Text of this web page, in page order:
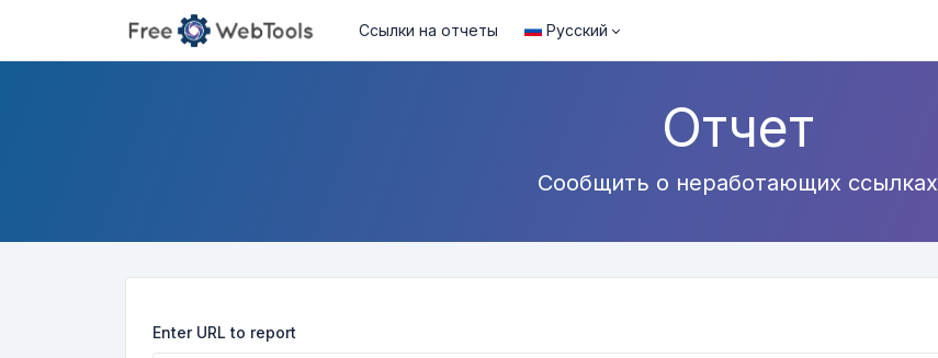
Ссылки на отчеты Русский
Отчет
Сообщить о неработающих ссылках
Enter URL to report